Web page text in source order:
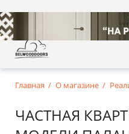
Главная О магазине
ЧАСТНАЯ